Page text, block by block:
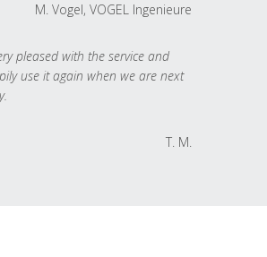
M. Vogel, VOGEL Ingenieure
pleased with the service and
use it again when we are next
T. M.